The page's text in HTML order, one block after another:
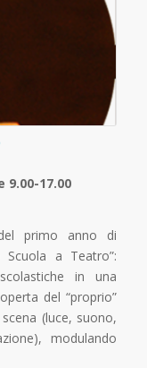
9.00-17.00
primo anno di
a Teatro”:
in una
del “proprio”
(luce, suono,
modulando